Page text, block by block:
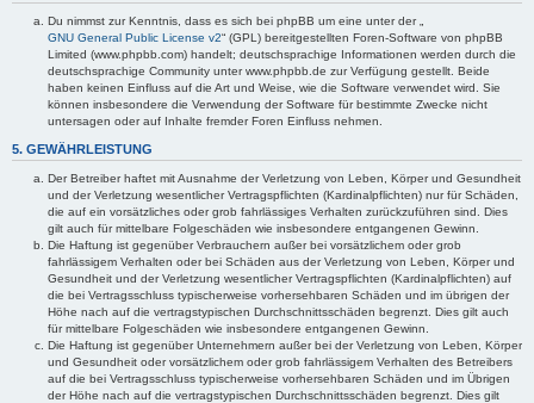
Du nimmst zur Kenntnis, dass es sich bei phpBB um eine unter der „
GNU General Public License v2“ (GPL) bereitgestellten Foren-Software von phpBB
Limited (www.phpbb.com) handelt; deutschsprachige Informationen werden durch die
deutschsprachige Community unter www.phpbb.de zur Verfügung gestellt. Beide
haben keinen Einfluss auf die Art und Weise, wie die Software verwendet wird. Sie
können insbesondere die Verwendung der Software für bestimmte Zwecke nicht
untersagen oder auf Inhalte fremder Foren Einfluss nehmen.
5. GEWÄHRLEISTUNG
Der Betreiber haftet mit Ausnahme der Verletzung von Leben, Körper und Gesundheit
und der Verletzung wesentlicher Vertragspflichten (Kardinalpflichten) nur für Schäden,
die auf ein vorsätzliches oder grob fahrlässiges Verhalten zurückzuführen sind. Dies
gilt auch für mittelbare Folgeschäden wie insbesondere entgangenen Gewinn.
Die Haftung ist gegenüber Verbrauchern außer bei vorsätzlichem oder grob
fahrlässigem Verhalten oder bei Schäden aus der Verletzung von Leben, Körper und
Gesundheit und der Verletzung wesentlicher Vertragspflichten (Kardinalpflichten) auf
die bei Vertragsschluss typischerweise vorhersehbaren Schäden und im übrigen der
Höhe nach auf die vertragstypischen Durchschnittsschäden begrenzt. Dies gilt auch
für mittelbare Folgeschäden wie insbesondere entgangenen Gewinn.
Die Haftung ist gegenüber Unternehmern außer bei der Verletzung von Leben, Körper
und Gesundheit oder vorsätzlichem oder grob fahrlässigem Verhalten des Betreibers
auf die bei Vertragsschluss typischerweise vorhersehbaren Schäden und im Übrigen
der Höhe nach auf die vertragstypischen Durchschnittsschäden begrenzt. Dies gilt